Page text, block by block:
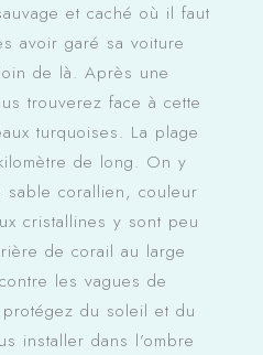
et caché où il faut
avoir garé sa voiture
de là. Après une
trouverez face à cette
turquoises. La plage
de long. On y
sable corallien, couleur
cristallines y sont peu
de corail au large
les vagues de
protégez du soleil et du
installer dans l’ombre